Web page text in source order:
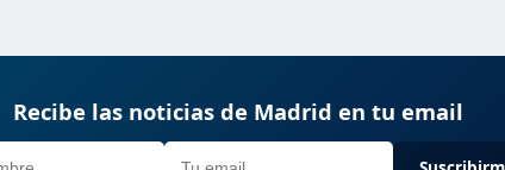
Recibe las noticias de Madrid en tu email